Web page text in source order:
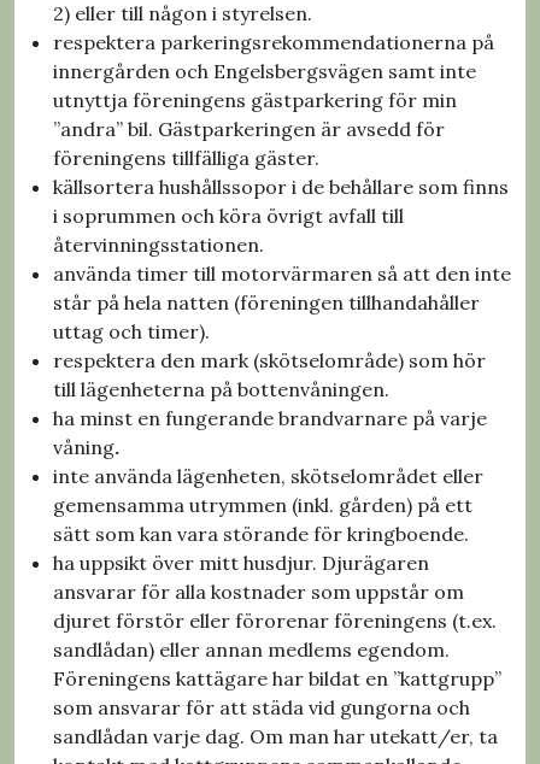
2) eller till någon i styrelsen.
respektera parkeringsrekommendationerna på
innergården och Engelsbergsvägen samt inte
utnyttja föreningens gästparkering för min
”andra” bil. Gästparkeringen är avsedd för
föreningens tillfälliga gäster.
källsortera hushållssopor i de behållare som finns
i soprummen och köra övrigt avfall till
återvinningsstationen.
använda timer till motorvärmaren så att den inte
står på hela natten (föreningen tillhandahåller
uttag och timer).
respektera den mark (skötselområde) som hör
till lägenheterna på bottenvåningen.
ha minst en fungerande brandvarnare på varje
våning.
inte använda lägenheten, skötselområdet eller
gemensamma utrymmen (inkl. gården) på ett
sätt som kan vara störande för kringboende.
ha uppsikt över mitt husdjur. Djurägaren
ansvarar för alla kostnader som uppstår om
djuret förstör eller förorenar föreningens (t.ex.
sandlådan) eller annan medlems egendom.
Föreningens kattägare har bildat en ”kattgrupp”
som ansvarar för att städa vid gungorna och
sandlådan varje dag. Om man har utekatt/er, ta